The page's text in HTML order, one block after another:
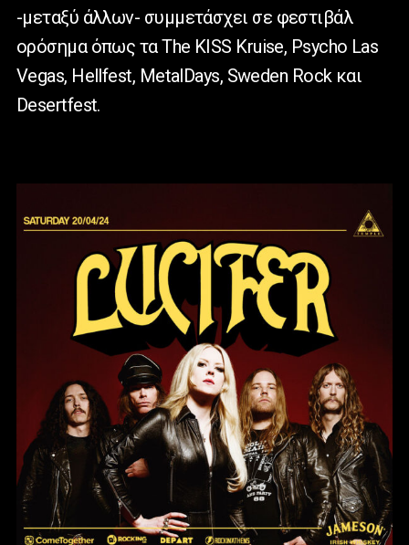
-μεταξύ άλλων- συμμετάσχει σε φεστιβάλ
ορόσημα όπως τα The KISS Kruise, Psycho Las
Vegas, Hellfest, MetalDays, Sweden Rock και
Desertfest.